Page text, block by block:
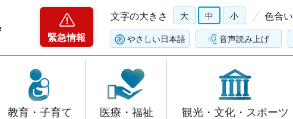
緊急情報
文字の大きさ 大 中 小 色合い
やさしい日本語 音声読み上げ
教育・子育て 医療・福祉 観光・文化・スポーツ